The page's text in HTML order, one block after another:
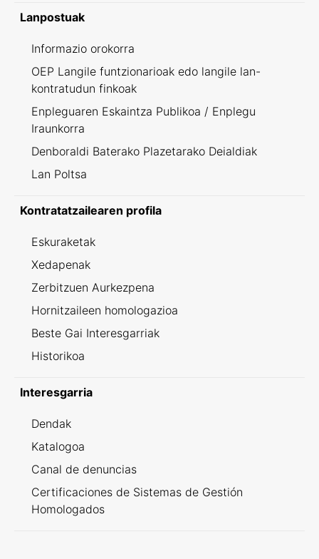
Lanpostuak
Informazio orokorra
OEP Langile funtzionarioak edo langile lan-
kontratudun finkoak
Enpleguaren Eskaintza Publikoa / Enplegu
Iraunkorra
Denboraldi Baterako Plazetarako Deialdiak
Lan Poltsa
Kontratatzailearen profila
Eskuraketak
Xedapenak
Zerbitzuen Aurkezpena
Hornitzaileen homologazioa
Beste Gai Interesgarriak
Historikoa
Interesgarria
Dendak
Katalogoa
Canal de denuncias
Certificaciones de Sistemas de Gestión
Homologados